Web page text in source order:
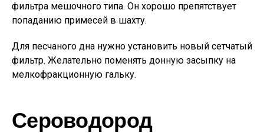
фильтра мешочного типа. Он хорошо препятствует
попаданию примесей в шахту.
Для песчаного дна нужно установить новый сетчатый
фильтр. Желательно поменять донную засыпку на
мелкофракционную гальку.
Сероводород